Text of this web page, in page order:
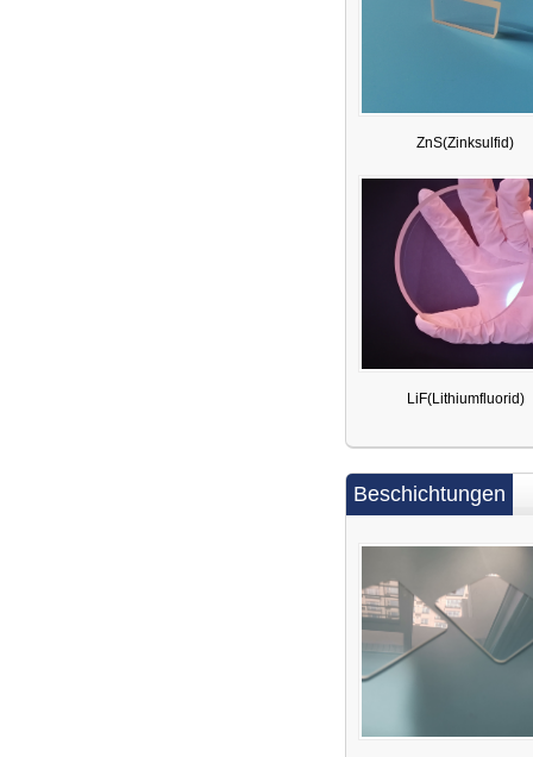
ZnS(Zinksulfid)
LiF(Lithiumfluorid)
Beschichtungen